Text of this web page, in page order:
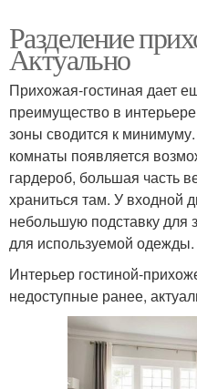
Двери от
производителя
Разделение
Актуально
Прихожая-гостиная дает
преимущество в
зоны сводится к
комнаты появляется
гардероб, большая часть
храниться там. У входной
небольшую подставку для
для используемой одежды.
Интерьер гостиной-
недоступные ранее,